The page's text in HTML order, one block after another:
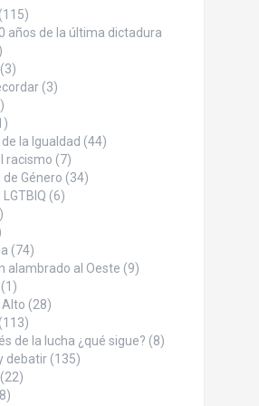
(115)
años de la última dictadura
(3)
(3)
la Igualdad (44)
racismo (7)
de Género (34)
(6)
(74)
alambrado al Oeste (9)
(1)
Alto (28)
(113)
de la lucha ¿qué sigue? (8)
debatir(135)
(22)